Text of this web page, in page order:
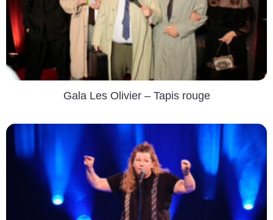
Gala Les Olivier – Tapis rouge